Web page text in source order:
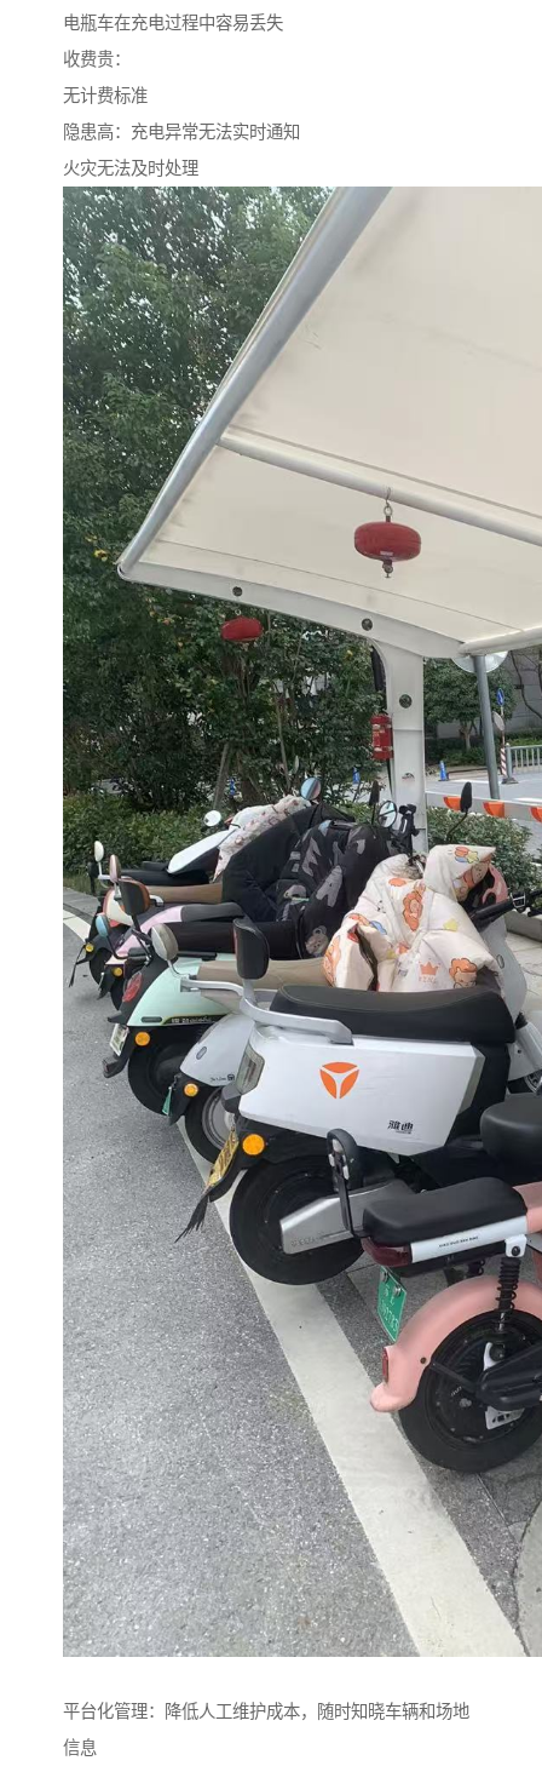
电瓶车在充电过程中容易丢失
收费贵：
无计费标准
隐患高：充电异常无法实时通知
火灾无法及时处理
平台化管理：降低人工维护成本，随时知晓车辆和场地
信息